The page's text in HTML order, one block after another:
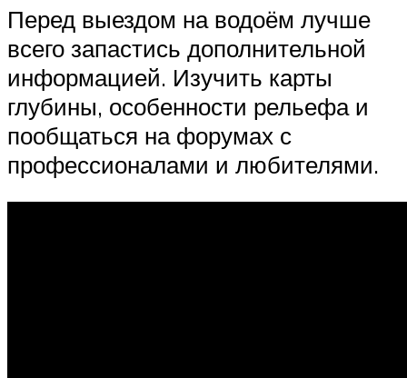
Перед выездом на водоём лучше
всего запастись дополнительной
информацией. Изучить карты
глубины, особенности рельефа и
пообщаться на форумах с
профессионалами и любителями.